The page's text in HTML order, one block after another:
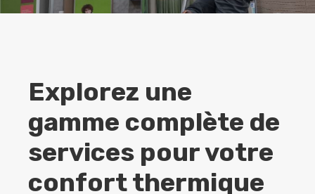
Explorez une
gamme complète de
services pour votre
confort thermique